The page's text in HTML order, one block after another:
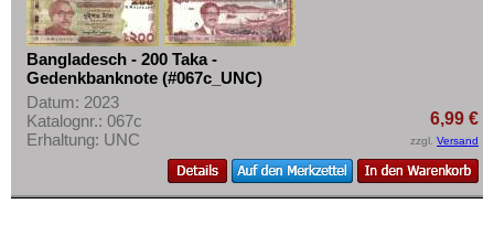
Korea (alt)
Kuwait
Laos
Libanon
Macao
Mehr über...
Zahlungsbedingungen
Privatsphäre und Datenschutz
Widerrufsbelehrung
Liefer- und Versandkosten
Bangladesch - 200 Taka -
Gedenkbanknote (#067c_UNC)
Datum: 2023
Katalognr.: 067c
Erhaltung: UNC
6,99 €
zzgl. Versand